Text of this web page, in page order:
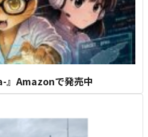
』Amazonで発売中